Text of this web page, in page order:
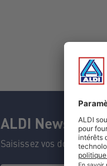
ALDI Newsletter
Saisissez vos données